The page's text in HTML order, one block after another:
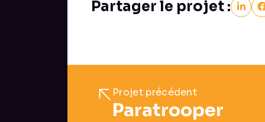
Partager le projet :
Projet précédent
Paratrooper